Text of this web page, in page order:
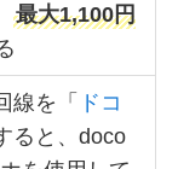
最大1,100円
線を「 ドコ
ると、doco